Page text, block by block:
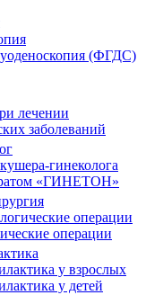
(ФГДС)
лечении
заболеваний
гинеколога
«ГИНЕТОН»
операции
операции
у взрослых
у детей